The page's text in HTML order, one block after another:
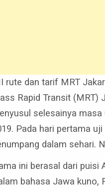
rute dan tarif MRT
Rapid Transit (MRT)
selesainya
Pada hari pertama
dalam sehari.
ini berasal dari puisi
bahasa Jawa kuno,